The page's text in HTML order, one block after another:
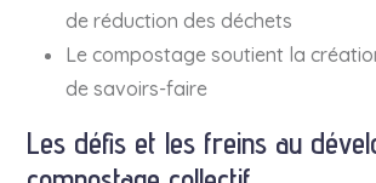
de réduction des déchets
Le compostage soutient la
de savoirs-faire
Les défis et les freins au